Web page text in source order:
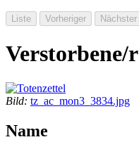
Verstorbene/r
Bild: tz_ac_mon3_3834.jpg
Name